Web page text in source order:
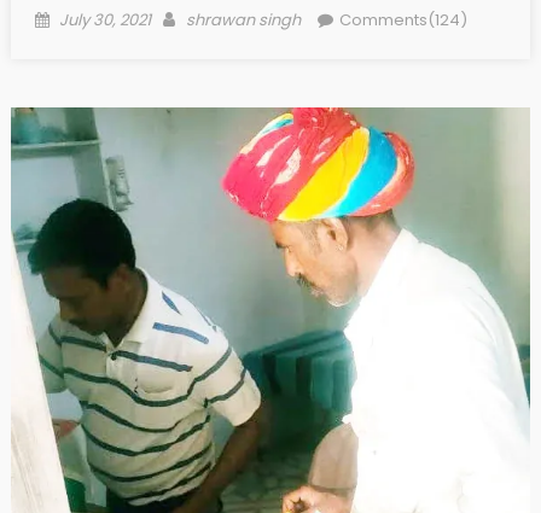
Posted
July 30, 2021 Author
shrawan singh Comments(124)